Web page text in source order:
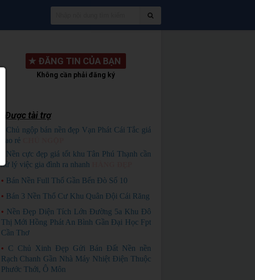
★ ĐĂNG TIN CỦA BẠN
Không cần phải đăng ký
Được tài trợ
Chủ ngộp bán nền đẹp Vạn Phát Cái Tắc giá
bao rẻ
Nền cực đẹp giá tốt khu Tân Phú Thạnh cần
xử lý việc gia đình ra nhanh
• Bán Nền Full Thổ Gần Bến Đò Số 10
• Bán 3 Nền Thổ Cư Khu Quân Đội Cái Răng
• Nền Đẹp Diện Tích Lớn Đường 5a Khu Đô
Thị Mới Hồng Phát An Bình Gần Đại Học Fpt
Cần Thơ
• C Chủ Xinh Đẹp Gửi Bán Đất Nền nền
Rạch Chanh Gần Nhà Máy Nhiệt Điện Thuộc
Phước Thới, Ô Môn